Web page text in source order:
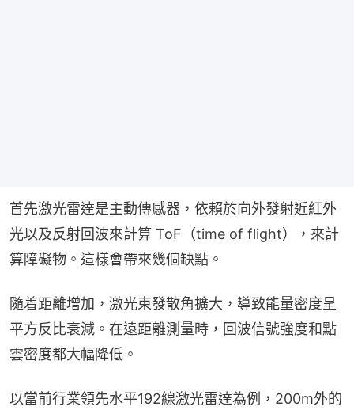
首先激光雷達是主動傳感器，依賴於向外發射近紅外
光以及反射回波來計算 ToF（time of flight），來計
算障礙物。這樣會帶來幾個缺點。
隨着距離增加，激光束發散角擴大，導致能量密度呈
平方反比衰減。在遠距離測量時，回波信號強度和點
雲密度都大幅降低。
以當前行業領先水平192線激光雷達為例，200m外的